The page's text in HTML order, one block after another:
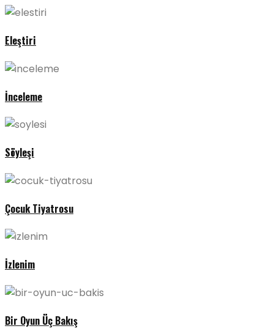
Eleştiri
İnceleme
Söyleşi
Çocuk Tiyatrosu
İzlenim
Bir Oyun Üç Bakış